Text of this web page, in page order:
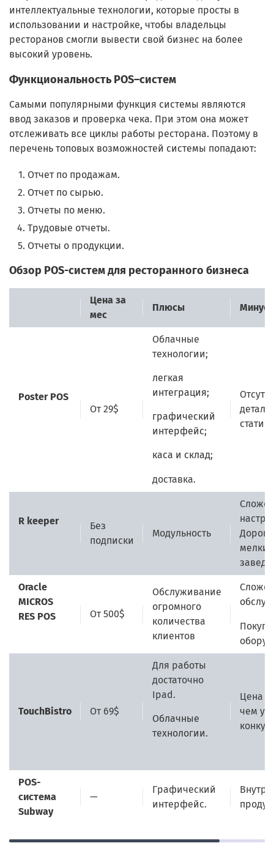
интеллектуальные технологии, которые просты в
использовании и настройке, чтобы владельцы
ресторанов смогли вывести свой бизнес на более
высокий уровень.
Функциональность POS–систем
Самыми популярными функция системы являются
ввод заказов и проверка чека. При этом она может
отслеживать все циклы работы ресторана. Поэтому в
перечень топовых возможностей системы попадают:
Отчет по продажам.
Отчет по сырью.
Отчеты по меню.
Трудовые отчеты.
Отчеты о продукции.
Обзор POS-систем для ресторанного бизнеса
Цена за
мес
Плюсы
Poster POS
От 29$
Облачные
технологии;
легкая
интеграция;
графический
интерфейс;
каса и склад;
доставка.
R keeper
Без
подписки
Модульность
Дорог
мелких
Oracle
MICROS
RES POS
От 500$
Обслуживание
огромного
количества
клиентов
TouchBistro От 69$
Для работы
достаточно
Ipad.
Облачные
технологии.
Цена
чем у
POS-
система
Subway
—
Графический
интерфейс.